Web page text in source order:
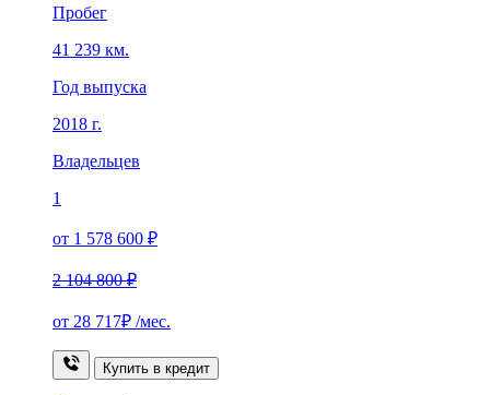
Пробег
41 239 км.
Год выпуска
2018 г.
Владельцев
1
от 1 578 600 ₽
2 104 800 ₽
от 28 717₽ /мес.
Купить в кредит